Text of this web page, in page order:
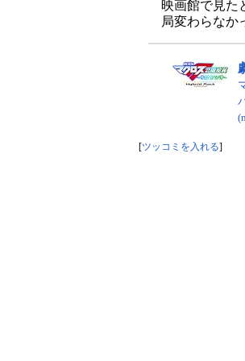
映画館で見た
局変わらなか
ツッコミを入れる